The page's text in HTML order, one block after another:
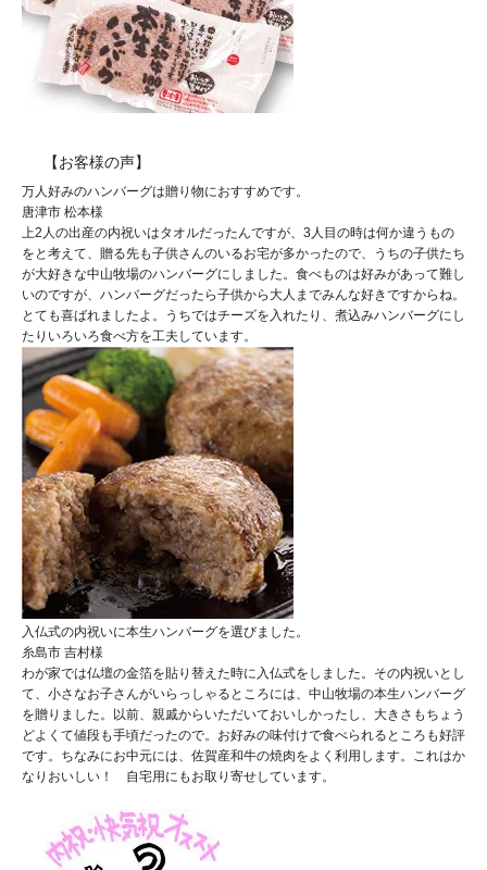
【お客様の声】
万人好みのハンバーグは贈り物におすすめです。
唐津市 松本様
上2人の出産の内祝いはタオルだったんですが、3人目の時は何か違うもの
をと考えて、贈る先も子供さんのいるお宅が多かったので、うちの子供たち
が大好きな中山牧場のハンバーグにしました。食べものは好みがあって難し
いのですが、ハンバーグだったら子供から大人までみんな好きですからね。
とても喜ばれましたよ。うちではチーズを入れたり、煮込みハンバーグにし
たりいろいろ食べ方を工夫しています。
入仏式の内祝いに本生ハンバーグを選びました。
糸島市 吉村様
わが家では仏壇の金箔を貼り替えた時に入仏式をしました。その内祝いとし
て、小さなお子さんがいらっしゃるところには、中山牧場の本生ハンバーグ
を贈りました。以前、親戚からいただいておいしかったし、大きさもちょう
どよくて値段も手頃だったので。お好みの味付けで食べられるところも好評
です。ちなみにお中元には、佐賀産和牛の焼肉をよく利用します。これはか
なりおいしい！ 自宅用にもお取り寄せしています。